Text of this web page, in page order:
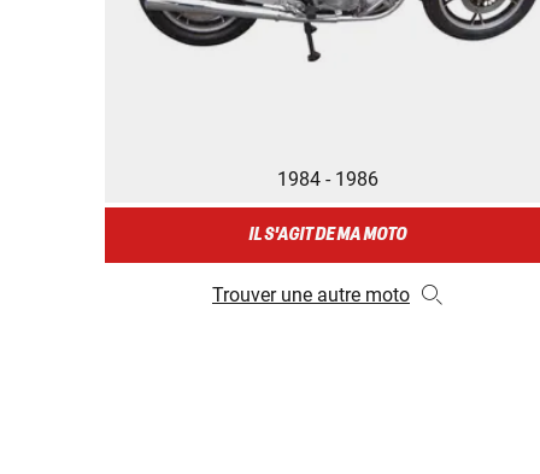
1984 - 1986
IL S'AGIT DE MA MOTO
Trouver une autre moto